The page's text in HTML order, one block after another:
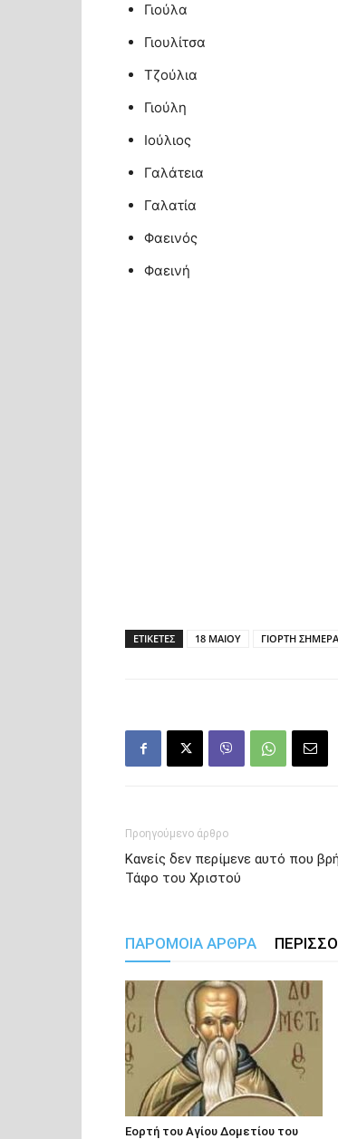
Γιούλα
Γιουλίτσα
Τζούλια
Γιούλη
Ιούλιος
Γαλάτεια
Γαλατία
Φαεινός
Φαεινή
ΕΤΙΚΕΤΕΣ 18 ΜΑΙΟΥ ΓΙΟΡΤΗ ΣΗΜΕΡΑ
Προηγούμενο άρθρο
Κανείς δεν περίμενε αυτό που
Τάφο του Χριστού
ΠΑΡΟΜΟΙΑ ΑΡΘΡΑ
Εορτή του Αγίου Δομετίου του